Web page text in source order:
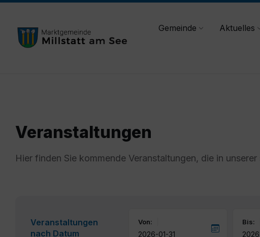
Skip
Skip
navigation
Skip
Gemeinde Aktuelles
Veranstaltungen
Hier finden Sie kommende Veranstaltungen, die in
Veranstaltungen
nach Datum
Von: Bis: